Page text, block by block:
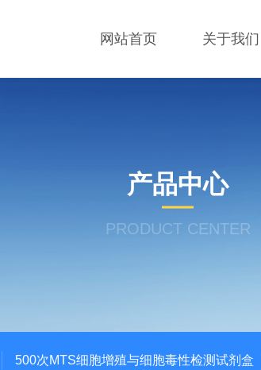
网站首页 关于我们
产品中心
PRODUCT CENTER
500次MTS细胞增殖与细胞毒性检测试剂盒